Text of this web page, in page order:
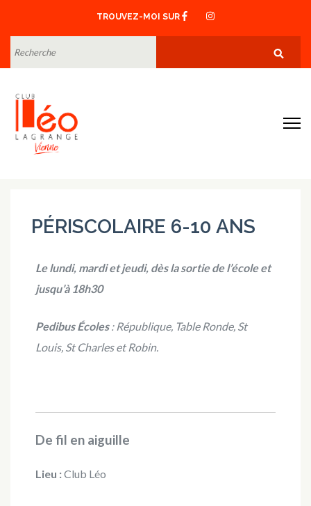
contenu
(Pressez
Entrée)
TROUVEZ-MOI SUR
RECHERCHE
PÉRISCOLAIRE 6-10 ANS
Le lundi, mardi et jeudi, dès la sortie de l’école et
jusqu’à 18h30
Pedibus Écoles: République, Table Ronde, St
Louis, St Charles et Robin.
De fil en aiguille
Lieu :Club Léo